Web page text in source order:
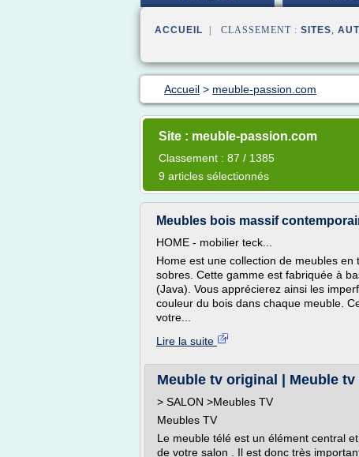
ACCUEIL | CLASSEMENT : SITES,
Accueil > meuble-passion.com
Site : meuble-passion.com
Classement : 87 / 1385
9 articles sélectionnés
Meubles bois massif
HOME - mobilier teck...
Home est une collection de meubles
sobres. Cette gamme est fabriquée à
(Java). Vous apprécierez ainsi les
couleur du bois dans chaque meuble.
votre...
Lire la suite
Meuble tv original | Meuble
> SALON >Meubles TV
Meubles TV
Le meuble télé est un élément central
de votre salon . Il est donc très